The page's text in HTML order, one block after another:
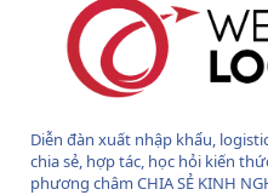
Diễn đàn xuất nhập khẩu,
chia sẻ, hợp tác, học hỏi kiến
phương châm CHIA SẺ KINH